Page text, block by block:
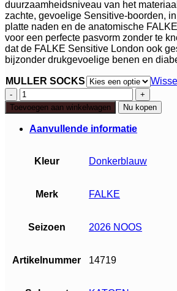
duurzaamheidsniveau van het
zachte, gevoelige Sensitive-boorden,
platte naden en de anatomische
voor een perfecte pasvorm zonder te
dat de FALKE Sensitive London ook
bijzonder drukgevoelige benen en
MULLER SOCKS
Falke
Sensitive
London
aantal
Toevoegen aan winkelwagen Nu kopen
Aanvullende informatie
Kleur Donkerblauw
Merk FALKE
Seizoen 2026 NOOS
Artikelnummer 14719